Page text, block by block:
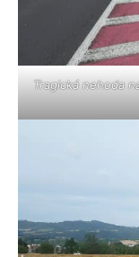
Tragická nehoda